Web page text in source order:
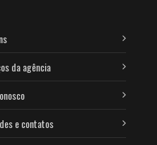
da agência
e contatos